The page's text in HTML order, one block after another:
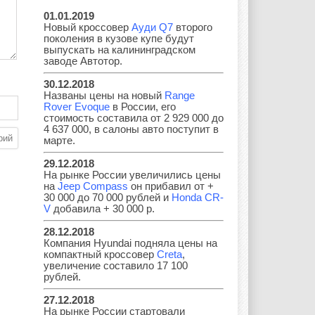
Geely Holden Honda
Hyundai Infiniti JAC
Jaguar Jeep Kia
Lada Lamborghini Lancia
Land Rover
01.01.2019
Новый кроссовер Ауди Q7 второго
поколения в кузове купе будут
выпускать на калининградском
заводе Автотор.
30.12.2018
Названы цены на новый Range
Rover Evoque в России, его
стоимость составила от 2 929 000 до
4 637 000, в салоны авто поступит в
марте.
29.12.2018
На рынке России увеличились цены
на Jeep Compass он прибавил от +
30 000 до 70 000 рублей и Honda CR-
V добавила + 30 000 р.
28.12.2018
Компания Hyundai подняла цены на
компактный кроссовер Creta,
увеличение составило 17 100
рублей.
27.12.2018
На рынке России стартовали